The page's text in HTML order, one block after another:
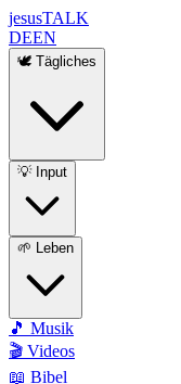
jesusTALK
DEEN
🕊️ Tägliches
💡 Input
🌱 Leben
🎵 Musik
🎬 Videos
📖 Bibel